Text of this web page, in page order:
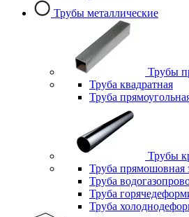
Трубы металлические
Трубы
Труба квадратная
Труба
Трубы
Труба прямошовная
Труба
Труба
Труба